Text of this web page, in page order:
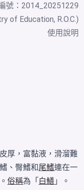
號：2014_20251229
of Education, R.O.C.)
使用說明
厚，富黏液，滑溜難
、臀鰭和尾鰭連在一
俗稱為「 白鱔 」。